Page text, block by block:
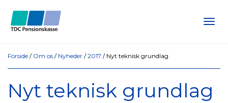
Forside / Om os / Nyheder /2017 / Nyt teknisk grundlag
Nyt teknisk grundlag